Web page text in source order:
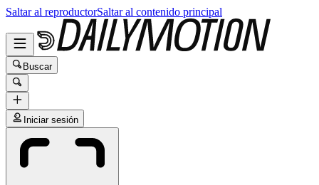
Saltar al reproductorSaltar al contenido principal
Buscar
Iniciar sesión